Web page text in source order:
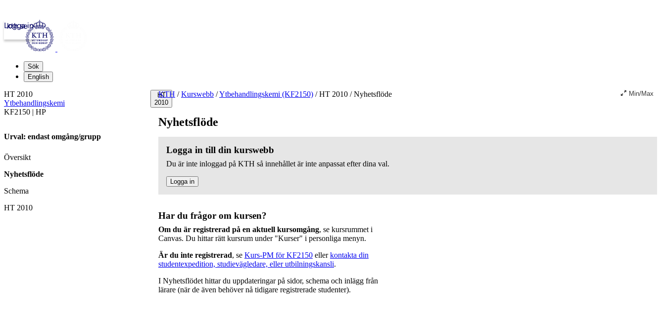
kth.se
Logga in
Sök
English
HT
2010
KTH / Kurswebb /Ytbehandlingskemi (KF2150) /HT 2010 /Nyhetsflöde Min/Max
Nyhetsflöde
Logga in till din kurswebb
Du är inte inloggad på KTH så innehållet är inte anpassat efter dina val.
Logga in
Har du frågor om kursen?
Om du är registrerad på en aktuell kursomgång, se kursrummet i
Canvas. Du hittar rätt kursrum under "Kurser" i personliga menyn.
Är du inte registrerad, se Kurs-PM för KF2150 ellerkontakta din
studentexpedition, studievägledare, eller utbilningskansli.
I Nyhetsflödet hittar du uppdateringar på sidor, schema och inlägg från
lärare (när de även behöver nå tidigare registrerade studenter).
HT 2010
Ytbehandlingskemi
KF2150 | HP
Urval: endast omgång/grupp
Översikt
Nyhetsflöde
Schema
HT 2010